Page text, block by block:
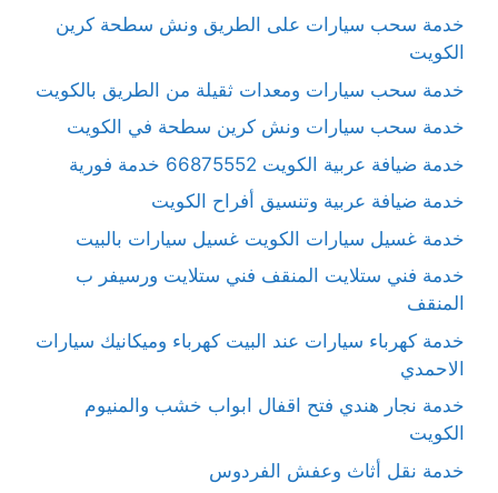
خدمة سحب سيارات على الطريق ونش سطحة كرين
الكويت
خدمة سحب سيارات ومعدات ثقيلة من الطريق بالكويت
خدمة سحب سيارات ونش كرين سطحة في الكويت
خدمة ضيافة عربية الكويت 66875552 خدمة فورية
خدمة ضيافة عربية وتنسيق أفراح الكويت
خدمة غسيل سيارات الكويت غسيل سيارات بالبيت
خدمة فني ستلايت المنقف فني ستلايت ورسيفر ب
المنقف
خدمة كهرباء سيارات عند البيت كهرباء وميكانيك سيارات
الاحمدي
خدمة نجار هندي فتح اقفال ابواب خشب والمنيوم
الكويت
خدمة نقل أثاث وعفش الفردوس